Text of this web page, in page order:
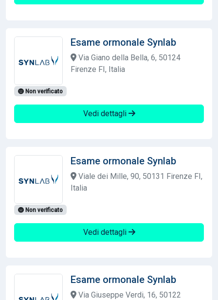
Esame ormonale Synlab
Via Giano della Bella, 6, 50124
Firenze FI, Italia
Non verificato
Vedi dettagli
Esame ormonale Synlab
Viale dei Mille, 90, 50131 Firenze FI,
Italia
Non verificato
Vedi dettagli
Esame ormonale Synlab
Via Giuseppe Verdi, 16, 50122